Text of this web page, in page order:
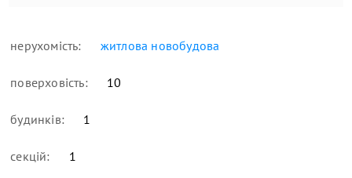
нерухомість: житлова новобудова
поверховість: 10
будинків: 1
секцій: 1